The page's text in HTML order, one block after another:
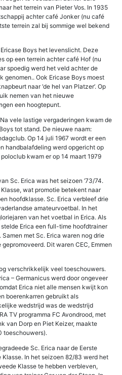
het terrein van Pieter Vos. In 1935
achter café Jonker (nu café
terrein zal bij sommige wel bekend
Boys het levenslicht. Deze
op een terrein achter café Hof (nu
spoedig werd het veld achter de
genomen.. Ook Ericase Boys moest
naar ‘de hel van Platzer’. Op
nemen van het nieuwe
een hoogtepunt.
vele lastige vergaderingen kwam de
tot stand. De nieuwe naam:
Op 14 juli 1967 wordt er een
handbalafdeling werd opgericht op
kwam er op 14 maart 1979
Sc. Erica was het seizoen ’73/74.
wat promotie betekent naar
hoofdklasse. Sc. Erica verbleef drie
amateurvoetbal. In het
van het voetbal in Erica. Als
Erica een full-time hoofdtrainer
met Sc. Erica waren nog drie
Dit waren CEC, Emmen
verschrikkelijk veel toeschouwers.
– Germanicus werd door ongeveer
Erica niet alle mensen kwijt kon
boerenkarren gebruikt als
wedstrijd was de wedstrijd
TV programma FC Avondrood, met
van Dorp en Piet Keizer, maakte
toeschouwers).
Sc. Erica naar de Eerste
Klasse. In het seizoen 82/83 werd het
Klasse te hebben verbleven,